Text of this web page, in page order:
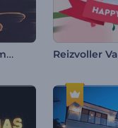
Ouverture de logo - Réseau mondial Reizvoller